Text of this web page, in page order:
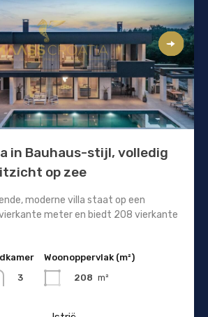
in Bauhaus-stijl, volledig
op zee
moderne villa staat op een
meter en biedt 208 vierkante
3
Woonoppervlak (m²)
208 m²